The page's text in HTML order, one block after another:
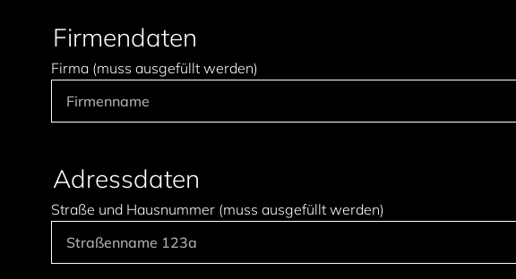
Firmendaten
Firma (muss ausgefüllt werden)
Adressdaten
Straße und Hausnummer (muss ausgefüllt werden)